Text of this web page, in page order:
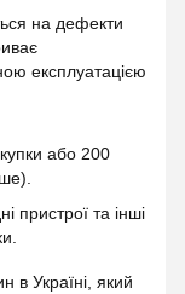
на дефекти
експлуатацією
або 200
пристрої та інші
в Україні, який